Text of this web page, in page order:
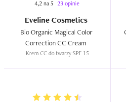
4,2 na 5 23 opinie
Eveline Cosmetics
Bio Organic Magical Color
Krem CC do twarzy SPF 15